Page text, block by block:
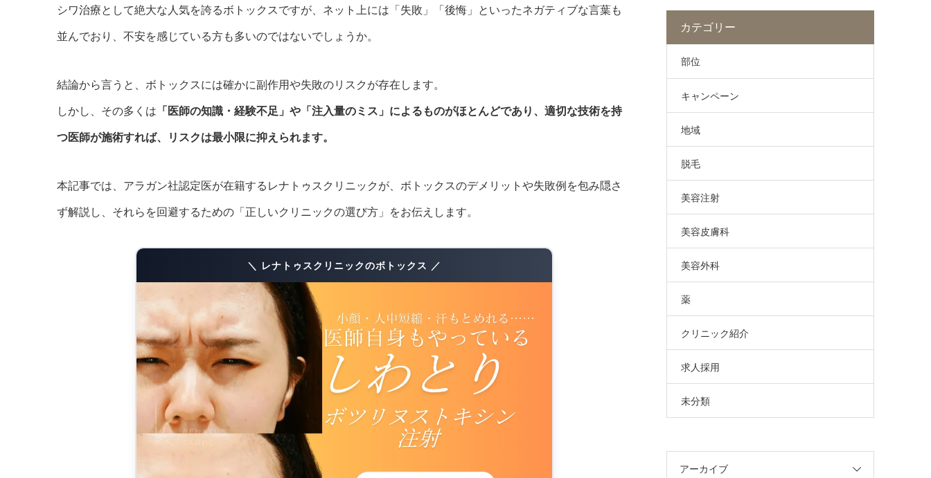
シワ治療として絶大な人気を誇るボトックスですが、ネット上には「失敗」「後悔」といったネガティブな言葉も
並んでおり、不安を感じている方も多いのではないでしょうか。
結論から言うと、ボトックスには確かに副作用や失敗のリスクが存在します。
しかし、その多くは 「医師の知識・経験不足」や「注入量のミス」によるものがほとんどであり、適切な技術を持
つ医師が施術すれば、リスクは最小限に抑えられます。
本記事では、アラガン社認定医が在籍するレナトゥスクリニックが、ボトックスのデメリットや失敗例を包み隠さ
ず解説し、それらを回避するための「正しいクリニックの選び方」をお伝えします。
＼ レナトゥスクリニックのボトックス ／
カテゴリー
部位
キャンペーン
地域
脱毛
美容注射
美容皮膚科
美容外科
薬
クリニック紹介
求人採用
未分類
アーカイブ